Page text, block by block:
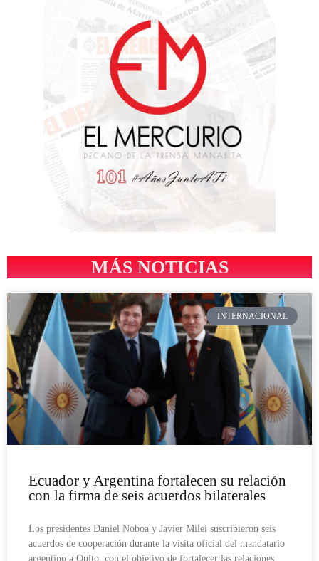
MÁS NOTICIAS
INTERNACIONAL
Ecuador y Argentina fortalecen su relación
con la firma de seis acuerdos bilaterales
Los presidentes Daniel Noboa y Javier Milei suscribieron seis
acuerdos de cooperación durante la visita oficial del mandatario
argentino a Quito, con el objetivo de fortalecer las relaciones